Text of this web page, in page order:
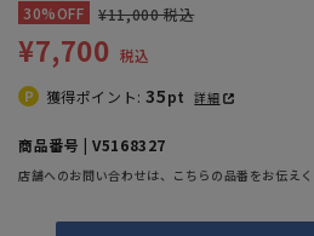
30%OFF ¥11,000 税込
¥7,700 税込
獲得ポイント:35pt 詳細
商品番号 | V5168327
店舗へのお問い合わせは、こちらの品番をお伝えく